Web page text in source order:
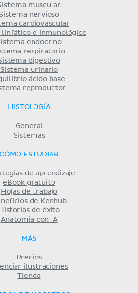
muscular
Sistema nervioso
cardiovascular
linfático e inmunológico
endocrino
respiratorio
digestivo
Sistema urinario
ácido base
reproductor
HISTOLOGÍA
General
Sistemas
CÓMO ESTUDIAR
de aprendizaje
eBook gratuito
Hojas de trabajo
de Kenhub
Historias de éxito
Anatomia con IA
MÁS
Precios
ilustraciones
Tienda